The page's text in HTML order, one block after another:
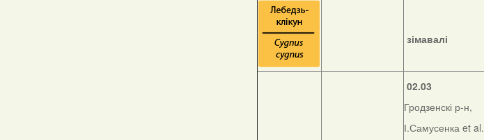
зімавалі
02.03
Гродзенскі р-н,
І.Самусенка et al.